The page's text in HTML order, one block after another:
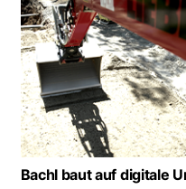
Bachl baut auf digitale